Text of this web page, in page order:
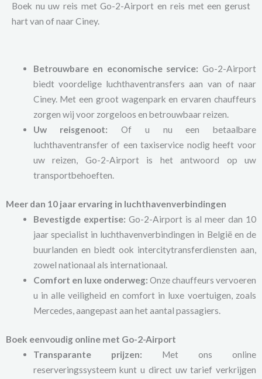
Boek nu uw reis met Go-2-Airport en reis met een gerust
hart van of naar Ciney.
Betrouwbare en economische service: Go-2-Airport
biedt voordelige luchthaventransfers aan van of naar
Ciney. Met een groot wagenpark en ervaren chauffeurs
zorgen wij voor zorgeloos en betrouwbaar reizen.
Uw reisgenoot: Of u nu een betaalbare
luchthaventransfer of een taxiservice nodig heeft voor
uw reizen, Go-2-Airport is het antwoord op uw
transportbehoeften.
Meer dan 10 jaar ervaring in luchthavenverbindingen
Bevestigde expertise: Go-2-Airport is al meer dan 10
jaar specialist in luchthavenverbindingen in België en de
buurlanden en biedt ook intercitytransferdiensten aan,
zowel nationaal als internationaal.
Comfort en luxe onderweg: Onze chauffeurs vervoeren
u in alle veiligheid en comfort in luxe voertuigen, zoals
Mercedes, aangepast aan het aantal passagiers.
Boek eenvoudig online met Go-2-Airport
Transparante prijzen: Met ons online
reserveringssysteem kunt u direct uw tarief verkrijgen